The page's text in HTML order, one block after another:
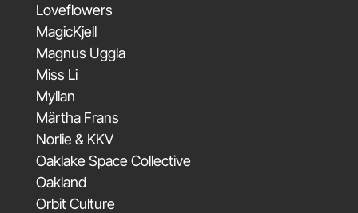
Loveflowers
MagicKjell
Magnus Uggla
Miss Li
Myllan
Märtha Frans
Norlie & KKV
Oaklake Space Collective
Oakland
Orbit Culture